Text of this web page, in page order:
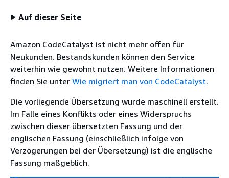
Auf dieser Seite
Amazon CodeCatalyst ist nicht mehr offen für
Neukunden. Bestandskunden können den Service
weiterhin wie gewohnt nutzen. Weitere Informationen
finden Sie unter Wie migriert man von CodeCatalyst.
Die vorliegende Übersetzung wurde maschinell erstellt.
Im Falle eines Konflikts oder eines Widerspruchs
zwischen dieser übersetzten Fassung und der
englischen Fassung (einschließlich infolge von
Verzögerungen bei der Übersetzung) ist die englische
Fassung maßgeblich.